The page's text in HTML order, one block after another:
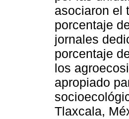
asociaron el
porcentaje
jornales
porcentaje
los
apropiado
Tlaxcala,